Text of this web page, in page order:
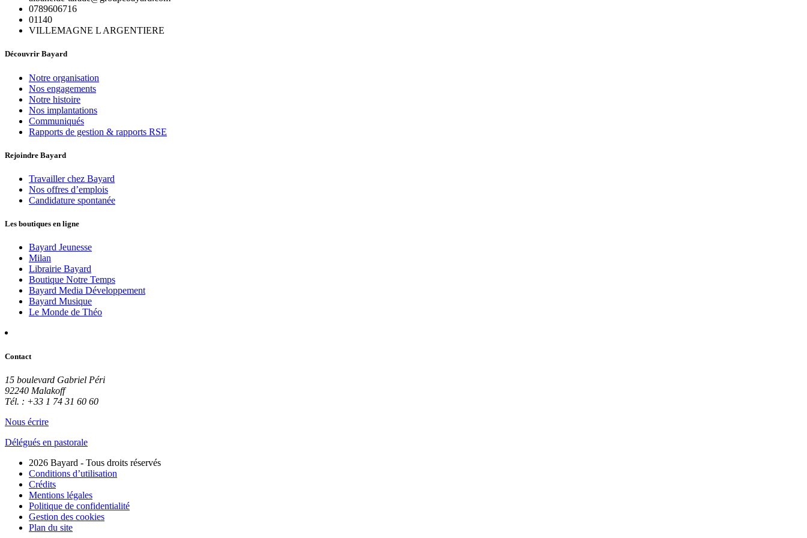
0789606716
01140
VILLEMAGNE L ARGENTIERE
Découvrir Bayard
Notre organisation
Nos engagements
Notre histoire
Nos implantations
Communiqués
Rapports de gestion & rapports RSE
Rejoindre Bayard
Travailler chez Bayard
Nos offres d’emplois
Candidature spontanée
Les boutiques en ligne
Bayard Jeunesse
Milan
Librairie Bayard
Boutique Notre Temps
Bayard Media Développement
Bayard Musique
Le Monde de Théo
Contact
15 boulevard Gabriel Péri
92240 Malakoff
Tél. : +33 1 74 31 60 60
Nous écrire
Délégués en pastorale
2026 Bayard - Tous droits réservés
Conditions d’utilisation
Crédits
Mentions légales
Politique de confidentialité
Gestion des cookies
Plan du site